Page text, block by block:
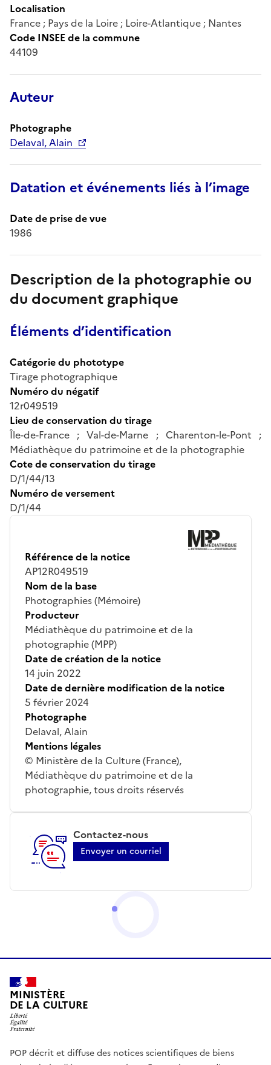
Localisation
France ; Pays de la Loire ; Loire-Atlantique ; Nantes
Code INSEE de la commune
44109
Auteur
Photographe
Delaval, Alain
Datation et événements liés à l’image
Date de prise de vue
1986
Description de la photographie ou
du document graphique
Éléments d’identification
Catégorie du phototype
Tirage photographique
Numéro du négatif
12r049519
Lieu de conservation du tirage
Île-de-France ; Val-de-Marne ; Charenton-le-Pont ;
Médiathèque du patrimoine et de la photographie
Cote de conservation du tirage
D/1/44/13
Numéro de versement
D/1/44
Référence de la notice
AP12R049519
Nom de la base
Photographies (Mémoire)
Producteur
Médiathèque du patrimoine et de la
photographie (MPP)
Date de création de la notice
14 juin 2022
Date de dernière modification de la notice
5 février 2024
Photographe
Delaval, Alain
Mentions légales
© Ministère de la Culture (France),
Médiathèque du patrimoine et de la
photographie, tous droits réservés
Contactez-nous
Envoyer un courriel
MINISTÈRE
DE LA CULTURE
POP décrit et diffuse des notices scientifiques de biens